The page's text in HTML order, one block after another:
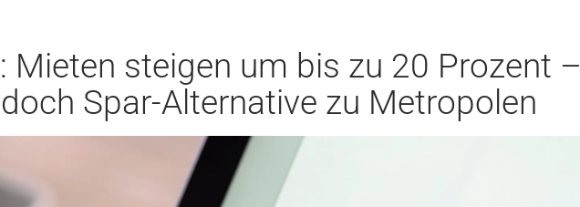
Mieten steigen um bis zu 20 Prozent –
Spar-Alternative zu Metropolen